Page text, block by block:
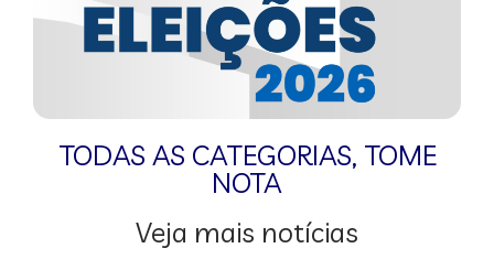
TODAS AS CATEGORIAS, TOME
NOTA
Veja mais notícias